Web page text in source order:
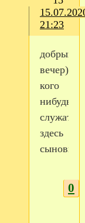
21:23
добрый
вечер))у
кого
нибудь
служат
здесь
сыновья?
0